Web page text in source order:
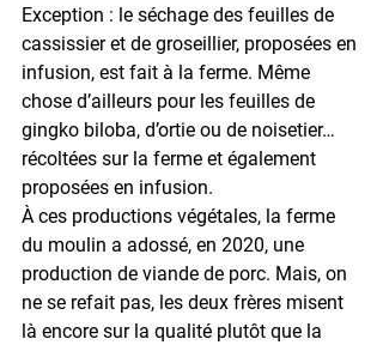
Exception : le séchage des feuilles de
cassissier et de groseillier, proposées en
infusion, est fait à la ferme. Même
chose d’ailleurs pour les feuilles de
gingko biloba, d’ortie ou de noisetier…
récoltées sur la ferme et également
proposées en infusion.
À ces productions végétales, la ferme
du moulin a adossé, en 2020, une
production de viande de porc. Mais, on
ne se refait pas, les deux frères misent
là encore sur la qualité plutôt que la